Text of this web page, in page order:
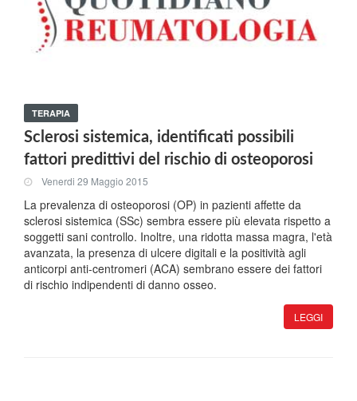
TERAPIA
Sclerosi sistemica, identificati possibili
fattori predittivi del rischio di osteoporosi
Venerdi 29 Maggio 2015
La prevalenza di osteoporosi (OP) in pazienti affette da
sclerosi sistemica (SSc) sembra essere più elevata rispetto a
soggetti sani controllo. Inoltre, una ridotta massa magra, l'età
avanzata, la presenza di ulcere digitali e la positività agli
anticorpi anti-centromeri (ACA) sembrano essere dei fattori
di rischio indipendenti di danno osseo.
LEGGI